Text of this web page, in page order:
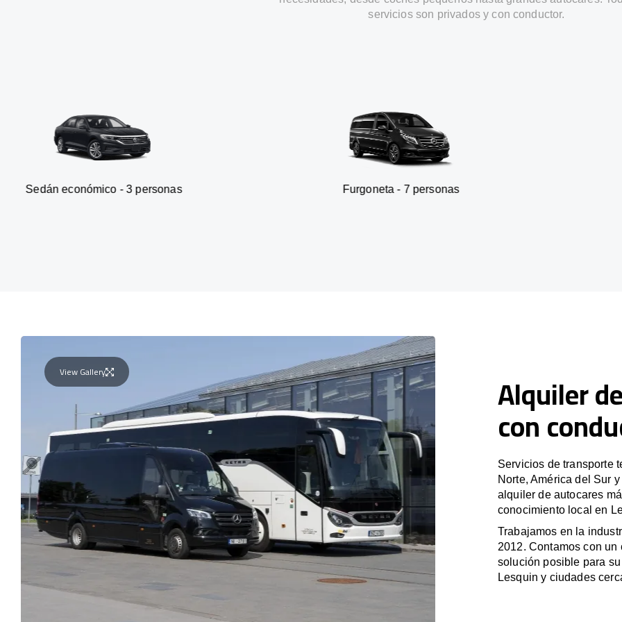
servicios son privados y con conductor.
- 3 personas Furgoneta - 7 personas SUV -
View Gallery Alquiler
con
Servicios de transporte
Norte, América del Sur
alquiler de autocares
conocimiento local en
Trabajamos en la
2012. Contamos con
solución posible para
Lesquin y ciudades